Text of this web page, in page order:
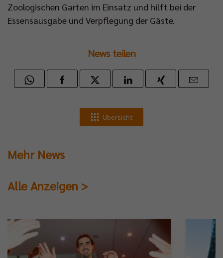
Zoologischen Garten im Einsatz und hilft bei der
Essensausgabe und Verpflegung der Gäste.
News teilen
Übersicht
Mehr News
Alle Anzeigen >